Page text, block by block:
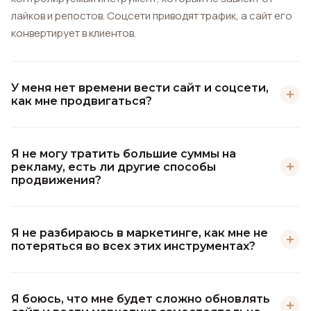
лайков и репостов. Соцсети приводят трафик, а сайт его
конвертирует в клиентов.
У меня нет времени вести сайт и соцсети,
как мне продвигаться?
постоянно. Вам не нужно его «вести» — он
автоматически собирает заявки и отвечает на вопросы
клиентов. Вы ведёте только соцсети, а сайт делает
Я не могу тратить большие суммы на
рекламу, есть ли другие способы
продвижения?
означает, что вы получаете органический трафик из
поисковых систем без вложений в рекламу. Также сайт
сделку.
Я не разбираюсь в маркетинге, как мне не
потеряться во всех этих инструментах?
мы. Мы проводим диагностику, создаём структуру,
Я боюсь, что мне будет сложно обновлять